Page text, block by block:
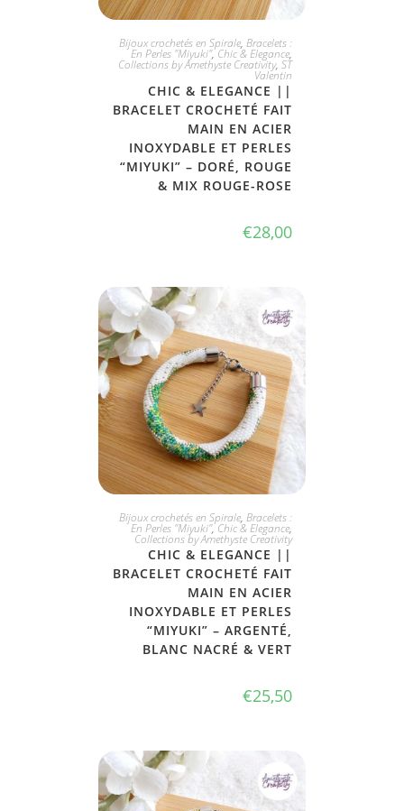
JE L'ADOPTE
Bijoux crochetés en Spirale, Bracelets :
En Perles "Miyuki",Chic & Elegance,
Collections by Amethyste Creativity, ST
Valentin
CHIC & ELEGANCE ||
BRACELET CROCHETÉ FAIT
MAIN EN ACIER
INOXYDABLE ET PERLES
“MIYUKI” – DORÉ, ROUGE
& MIX ROUGE-ROSE
€28,00
JE L'ADOPTE
Bijoux crochetés en Spirale, Bracelets :
En Perles "Miyuki",Chic & Elegance,
Collections by Amethyste Creativity
CHIC & ELEGANCE ||
BRACELET CROCHETÉ FAIT
MAIN EN ACIER
INOXYDABLE ET PERLES
“MIYUKI” – ARGENTÉ,
BLANC NACRÉ & VERT
€25,50